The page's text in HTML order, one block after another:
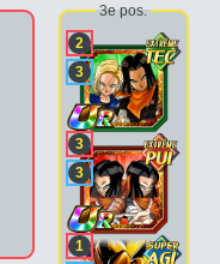
3e pos.
2
3
3
3
1